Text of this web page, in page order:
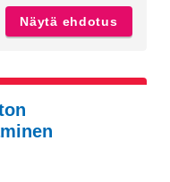
Näytä ehdotus